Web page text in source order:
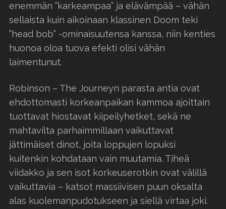
enemmän ”karkeampaa” ja elävämpää – vähän
sellaista kuin aikoinaan klassinen Doom teki
”head bob” -ominaisuutensa kanssa, niin kenties
huonoa oloa tuova efekti olisi vähän
laimentunut.
Robinson – The Journeyn parasta antia ovat
ehdottomasti korkeanpaikan kammoa ajoittain
tuottavat hiostavat kiipeilyhetket, sekä ne
mahtavilta parhaimmillaan vaikuttavat
jättimäiset dinot, joita loppujen lopuksi
kuitenkin kohdataan vain muutamia. Tiheä
viidakko ja sen isot korkeuserotkin ovat välillä
vaikuttavia – katsot massiivisen puun oksalta
alas kuolemanpudotukseen ja siellä virtaa joki.